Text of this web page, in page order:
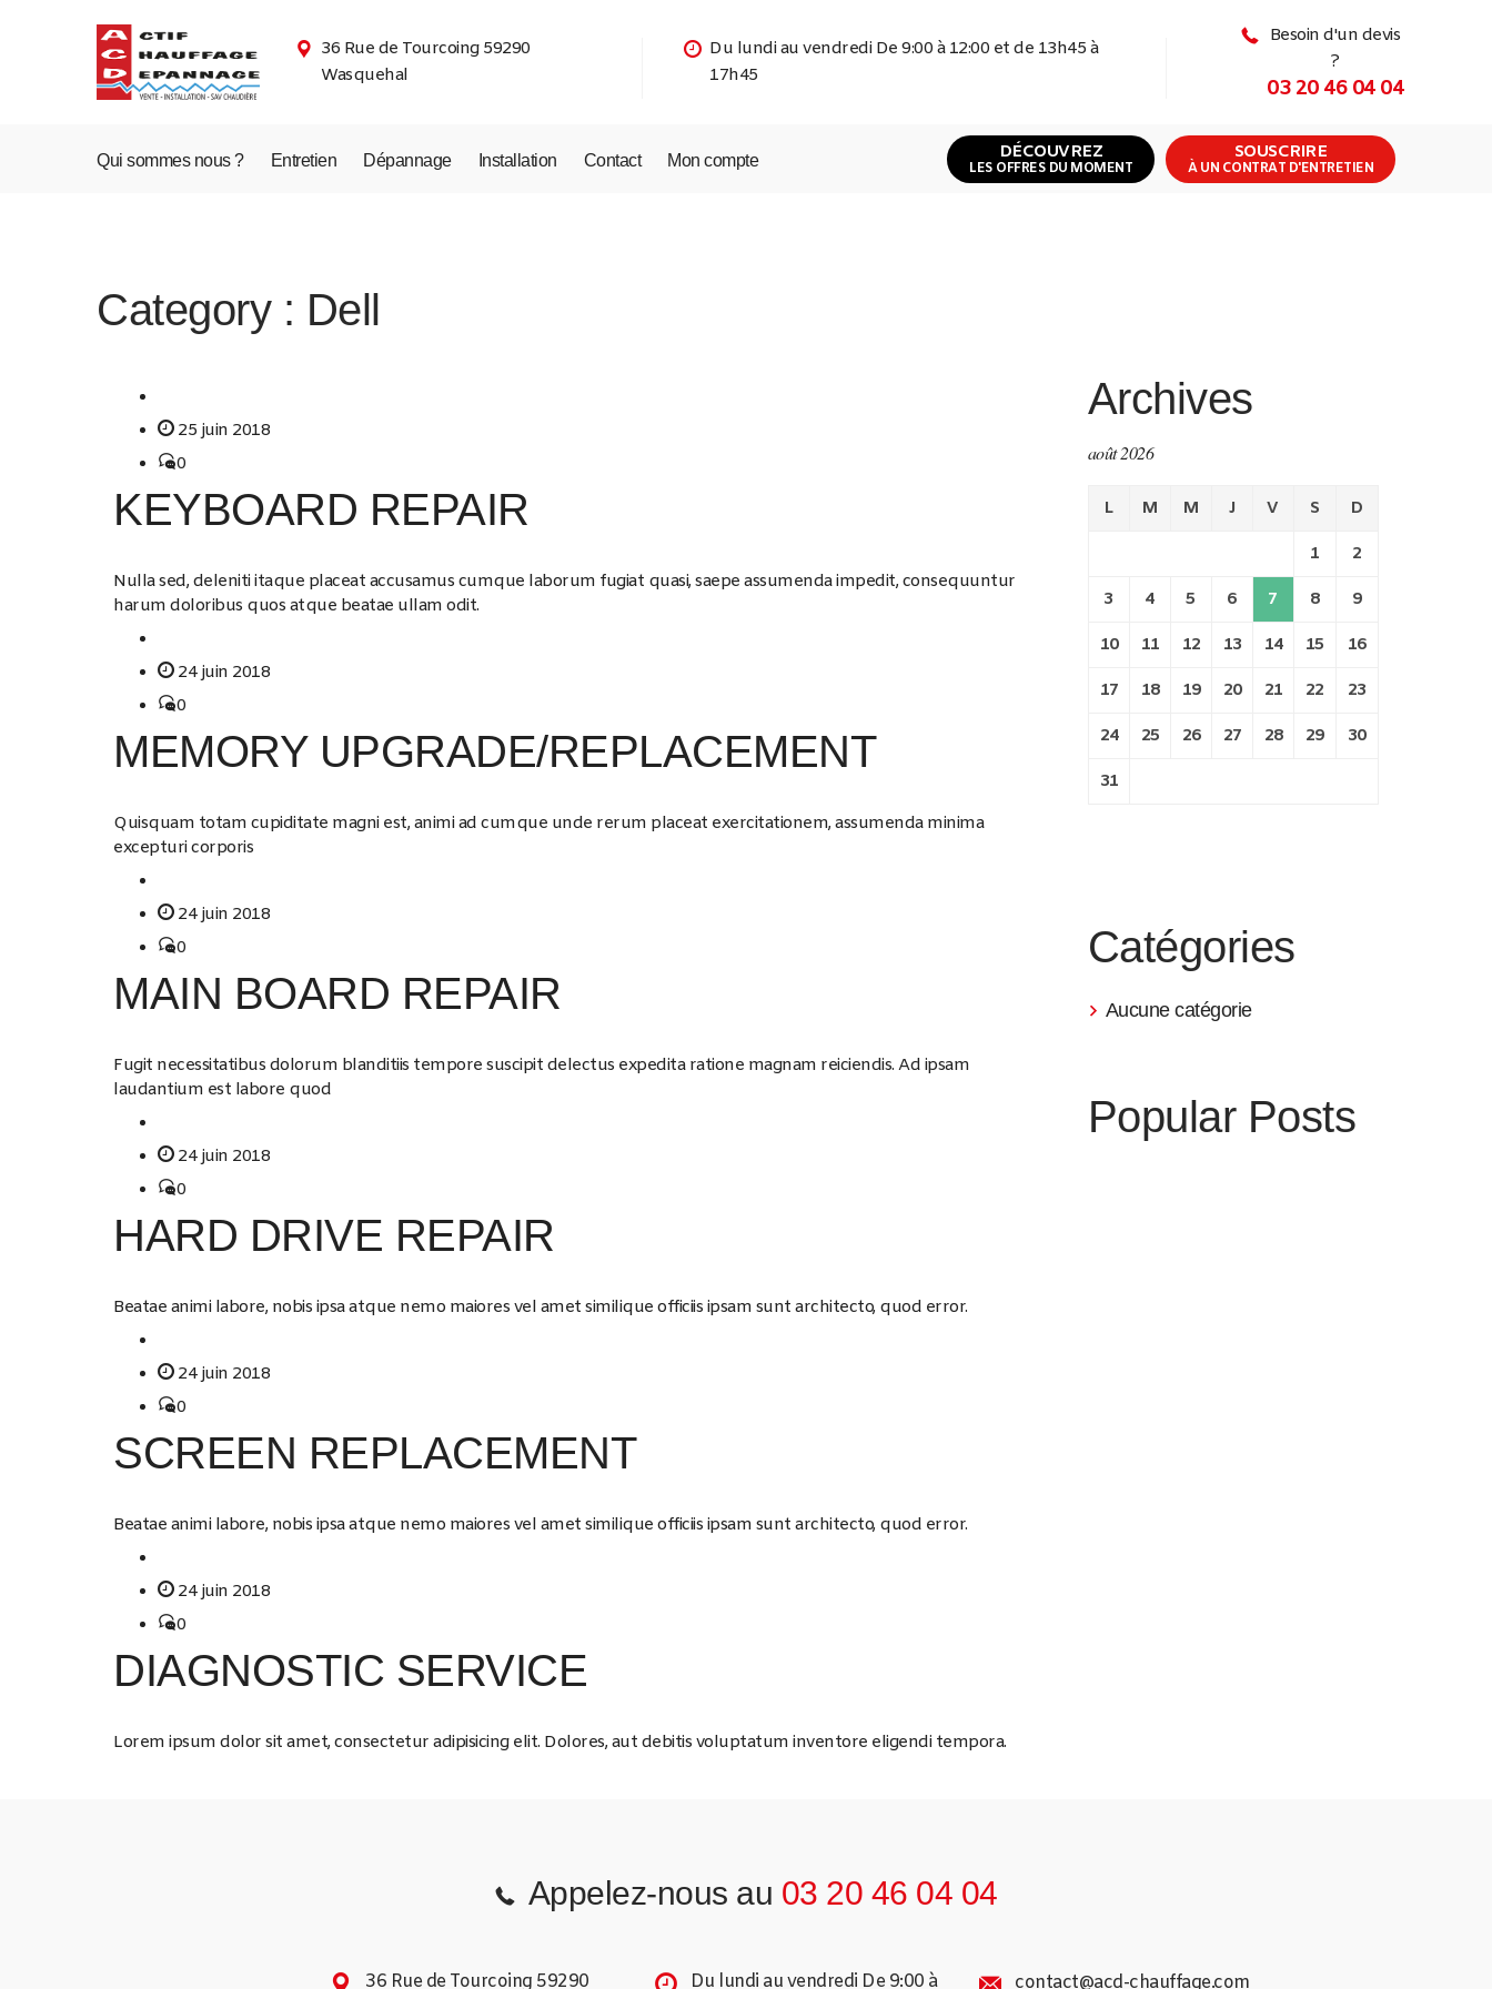
36 Rue de Tourcoing 59290
Wasquehal
Du lundi au vendredi De 9:00 à 12:00 et de 13h45 à
17h45
Besoin d'un devis
?
03 20 46 04 04
Qui sommes nous ? Entretien Dépannage Installation Contact Mon compte DÉCOUVREZ
LES OFFRES DU MOMENT
SOUSCRIRE
À UN CONTRAT D'ENTRETIEN
Category : Dell
25 juin 2018
0
KEYBOARD REPAIR
Nulla sed, deleniti itaque placeat accusamus cumque laborum fugiat quasi, saepe assumenda impedit, consequuntur
harum doloribus quos atque beatae ullam odit.
24 juin 2018
0
MEMORY UPGRADE/REPLACEMENT
Quisquam totam cupiditate magni est, animi ad cumque unde rerum placeat exercitationem, assumenda minima
excepturi corporis
24 juin 2018
0
MAIN BOARD REPAIR
Fugit necessitatibus dolorum blanditiis tempore suscipit delectus expedita ratione magnam reiciendis. Ad ipsam
laudantium est labore quod
24 juin 2018
0
HARD DRIVE REPAIR
Beatae animi labore, nobis ipsa atque nemo maiores vel amet similique officiis ipsam sunt architecto, quod error.
24 juin 2018
0
SCREEN REPLACEMENT
Beatae animi labore, nobis ipsa atque nemo maiores vel amet similique officiis ipsam sunt architecto, quod error.
24 juin 2018
0
DIAGNOSTIC SERVICE
Lorem ipsum dolor sit amet, consectetur adipisicing elit. Dolores, aut debitis voluptatum inventore eligendi tempora.
Archives
août 2026
L M M J V S D
1 2
3 4 5 6 7 8 9
10 11 12 13 14 15 16
17 18 19 20 21 22 23
24 25 26 27 28 29 30
31
Catégories
Aucune catégorie
Popular Posts
Appelez-nous au 03 20 46 04 04
36 Rue de Tourcoing 59290 Du lundi au vendredi De 9:00 à contact@acd-chauffage.com